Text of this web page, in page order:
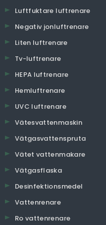
Luftfuktare luftrenare
Negativ jonluftrenare
Liten luftrenare
Tv-luftrenare
HEPA luftrenare
Hemluftrenare
UVC luftrenare
Vätesvattenmaskin
Vätgasvattenspruta
Vätet vattenmakare
Vätgasflaska
Desinfektionsmedel
Vattenrenare
Ro vattenrenare